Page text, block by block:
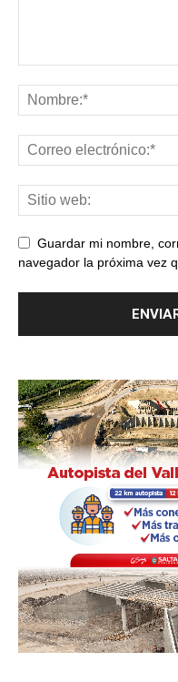
Guardar mi nombre,
navegador la próxima vez